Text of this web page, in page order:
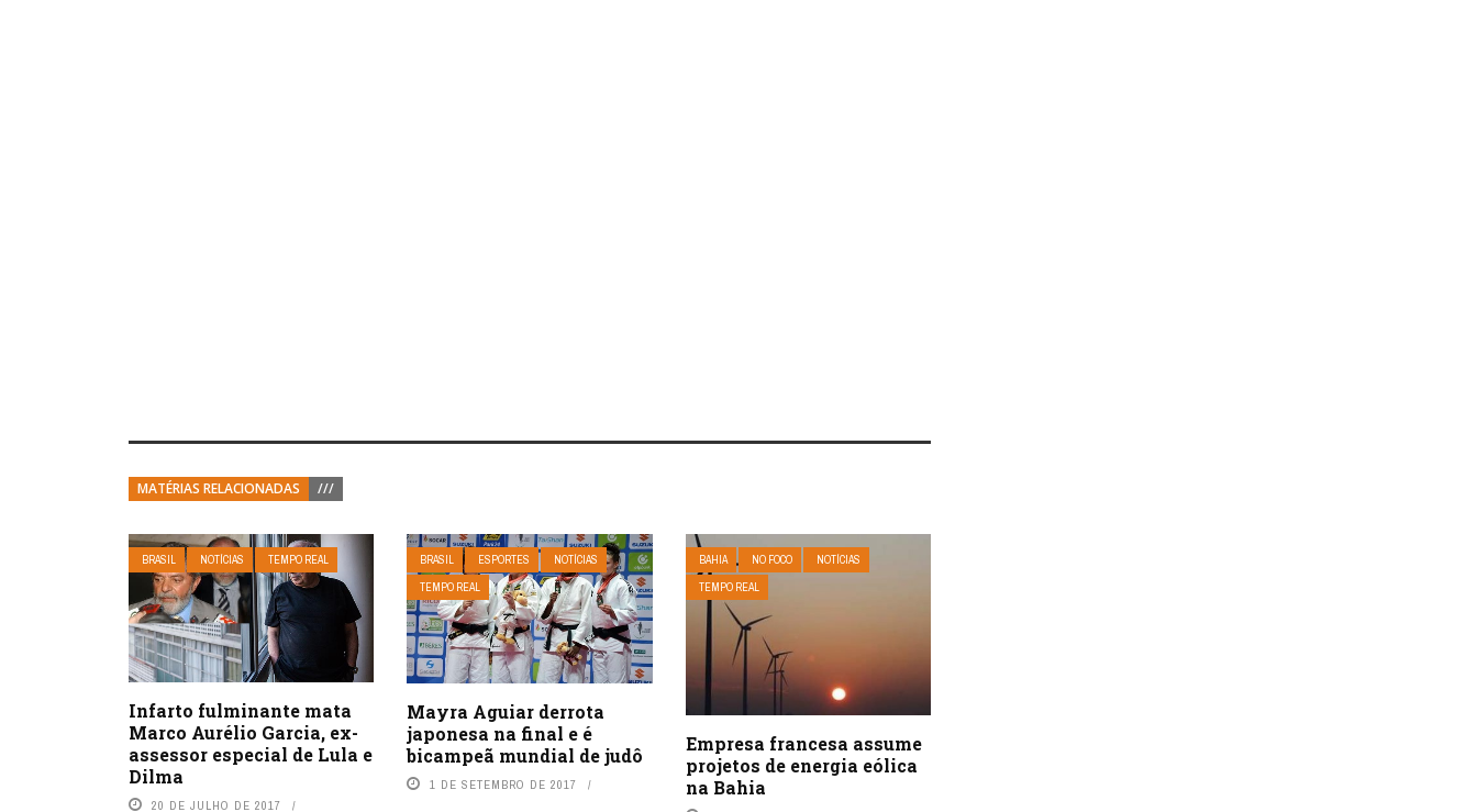
MATÉRIAS RELACIONADAS ///
BRASIL NOTÍCIAS TEMPO REAL
Infarto fulminante mata
Marco Aurélio Garcia, ex-
assessor especial de Lula e
Dilma
20 DE JULHO DE 2017
BRASIL ESPORTES
NOTÍCIAS
TEMPO REAL
Mayra Aguiar derrota
japonesa na final e é
bicampeã mundial de judô
1 DE SETEMBRO DE 2017
BAHIA NO FOCO
NOTÍCIAS
TEMPO REAL
Empresa francesa assume
projetos de energia eólica
na Bahia